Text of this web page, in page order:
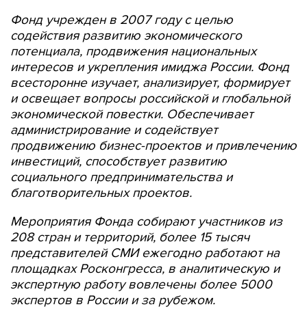
Фонд учрежден в 2007 году с целью
содействия развитию экономического
потенциала, продвижения национальных
интересов и укрепления имиджа России. Фонд
всесторонне изучает, анализирует, формирует
и освещает вопросы российской и глобальной
экономической повестки. Обеспечивает
администрирование и содействует
продвижению бизнес-проектов и привлечению
инвестиций, способствует развитию
социального предпринимательства и
благотворительных проектов.
Мероприятия Фонда собирают участников из
208 стран и территорий, более 15 тысяч
представителей СМИ ежегодно работают на
площадках Росконгресса, в аналитическую и
экспертную работу вовлечены более 5000
экспертов в России и за рубежом.